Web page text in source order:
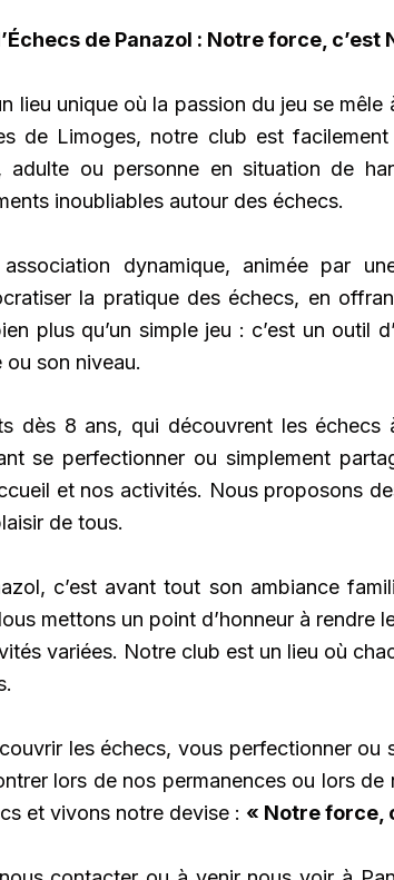
: Notre force, c’est
lieu unique où la passion du jeu se
de Limoges, notre club est
adulte ou personne en situation de
inoubliables autour des échecs.
dynamique, animée par
la pratique des échecs, en
plus qu’un simple jeu : c’est un outil
son niveau.
dès 8 ans, qui découvrent les
se perfectionner ou simplement
et nos activités. Nous proposons
de tous.
c’est avant tout son ambiance
mettons un point d’honneur à
variées. Notre club est un lieu où
les échecs, vous perfectionner ou
lors de nos permanences ou lors
et vivons notre devise : « Notre force,